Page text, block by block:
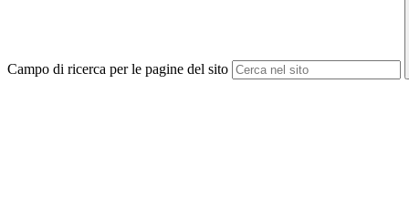
Campo di ricerca per le pagine del sito